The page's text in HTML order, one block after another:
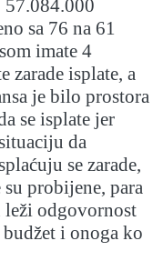
57.084.000
sa 76 na 61
imate 4
zarade isplate, a
je bilo prostora
se isplate jer
da
se zarade,
probijene, para
leži odgovornost
i onoga ko